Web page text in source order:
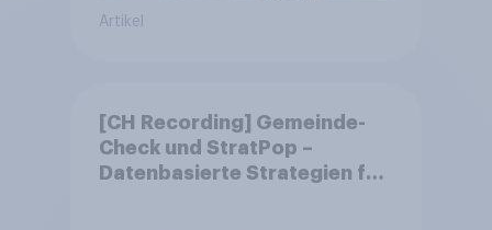
Artikel
[CH Recording] Gemeinde-
Check und StratPop –
Datenbasierte Strategien für